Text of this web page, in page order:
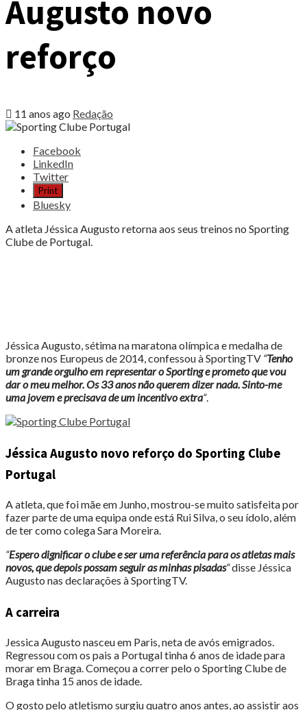
Augusto novo
reforço
11 anos ago Redação
Share
post
"Sporting
Clube
Portugal,
Jéssica
Augusto
Facebook
LinkedIn
Twitter
Print
Bluesky
A atleta Jéssica Augusto retorna aos seus treinos no Sporting
Clube de Portugal.
Jéssica Augusto, sétima na maratona olímpica e medalha de
bronze nos Europeus de 2014, confessou à SportingTV “Tenho
um grande orgulho em representar o Sporting e prometo que vou
dar o meu melhor. Os 33 anos não querem dizer nada. Sinto-me
uma jovem e precisava de um incentivo extra“.
Jéssica Augusto novo reforço do Sporting Clube
Portugal
A atleta, que foi mãe em Junho, mostrou-se muito satisfeita por
fazer parte de uma equipa onde está Rui Silva, o seu ídolo, além
de ter como colega Sara Moreira.
“Espero dignificar o clube e ser uma referência para os atletas mais
novos, que depois possam seguir as minhas pisadas“disse Jéssica
Augusto nas declarações à SportingTV.
A carreira
Jessica Augusto nasceu em Paris, neta de avós emigrados.
Regressou com os pais a Portugal tinha 6 anos de idade para
morar em Braga. Começou a correr pelo o Sporting Clube de
Braga tinha 15 anos de idade.
O gosto pelo atletismo surgiu quatro anos antes, ao assistir aos